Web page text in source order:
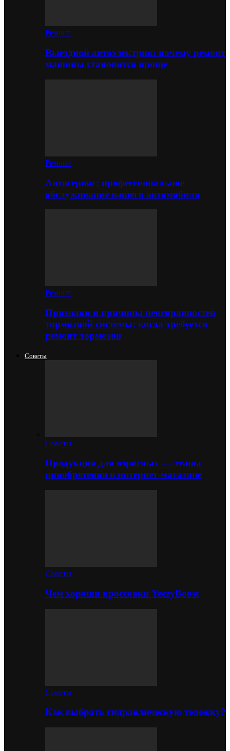
Ремонт
Выездной автоэлектрик: почему ремонт
машины становится проще
Ремонт
Автосервис: профессиональное
обслуживание вашего автомобиля
Ремонт
Признаки и причины неисправностей
тормозной системы: когда требуется
ремонт тормозов
Советы
Советы
Продукция для взрослых — этапы
приобретения в интернет-магазине
Советы
Чем хороши кроссовки YeezyBoost
Советы
Как выбрать гидравлическую тележку?